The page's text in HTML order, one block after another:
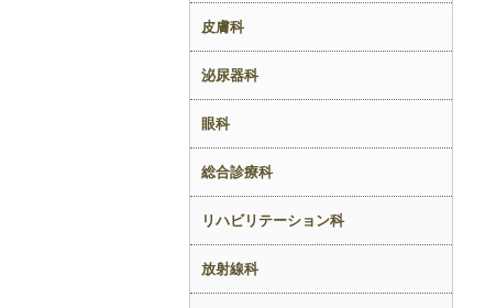
皮膚科
泌尿器科
眼科
総合診療科
リハビリテーション科
放射線科